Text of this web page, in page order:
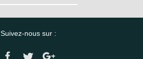
Suivez-nous sur :